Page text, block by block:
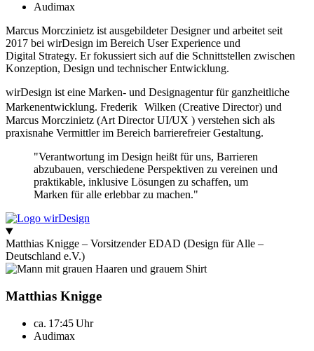
Audimax
Marcus Morczinietz ist ausgebildeter Designer und arbeitet seit
2017 bei wirDesign im Bereich User Experience und
Digital Strategy. Er fokussiert sich auf die Schnittstellen zwischen
Konzeption, Design und technischer Entwicklung.
wirDesign ist eine Marken- und Designagentur für ganzheitliche
Markenentwicklung. Frederik Wilken (Creative Director) und
Marcus Morczinietz (Art Director UI/UX ) verstehen sich als
praxisnahe Vermittler im Bereich barrierefreier Gestaltung.
"Verantwortung im Design heißt für uns, Barrieren
abzubauen, verschiedene Perspektiven zu vereinen und
praktikable, inklusive Lösungen zu schaffen, um
Marken für alle erlebbar zu machen."
Matthias Knigge – Vorsitzender EDAD (Design für Alle –
Deutschland e.V.)
Matthias Knigge
ca. 17:45 Uhr
Audimax